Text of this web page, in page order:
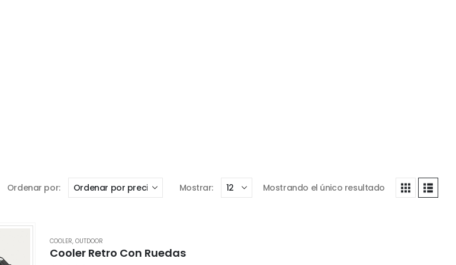
Ordenar por: Mostrar: Mostrando el único resultado
COOLER, OUTDOOR
Cooler Retro Con Ruedas